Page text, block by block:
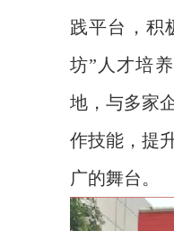
践平台，积
坊” 人才培
地，与多家
作技能，提
广的舞台。